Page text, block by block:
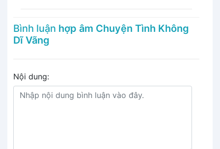
Bình luận hợp âm Chuyện Tình Không
Dĩ Vãng
Nội dung: